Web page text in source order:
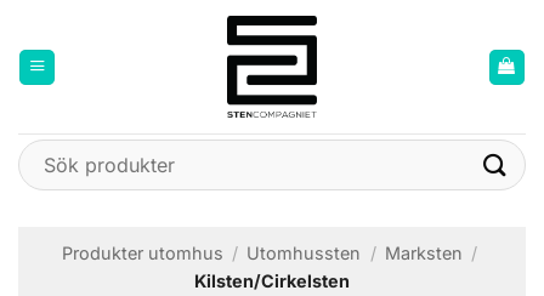
content
Sök
efter:
Produkter utomhus / Utomhussten / Marksten /
Kilsten/Cirkelsten